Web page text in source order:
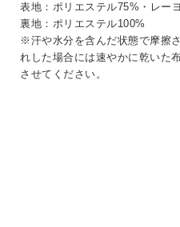
表地：ポリエステル75%・レー
裏地：ポリエステル100%
※汗や水分を含んだ状態で摩擦
れした場合には速やかに乾いた
させてください。